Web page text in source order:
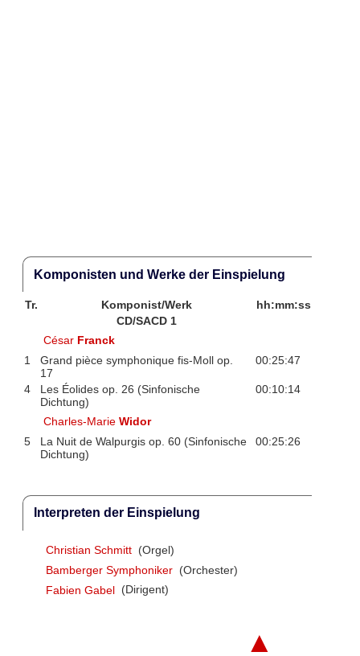
Komponisten und Werke der Einspielung
Tr. Komponist/Werk
hh:mm:ss
CD/SACD 1
César Franck
1
Grand pièce symphonique fis-Moll op.
17
00:25:47
4
Les Éolides op. 26 (Sinfonische
Dichtung)
00:10:14
Charles-MarieWidor
5
La Nuit de Walpurgis op. 60 (Sinfonische
Dichtung)
00:25:26
Interpreten der Einspielung
Christian Schmitt (Orgel)
Bamberger Symphoniker (Orchester)
Fabien Gabel (Dirigent)
▲